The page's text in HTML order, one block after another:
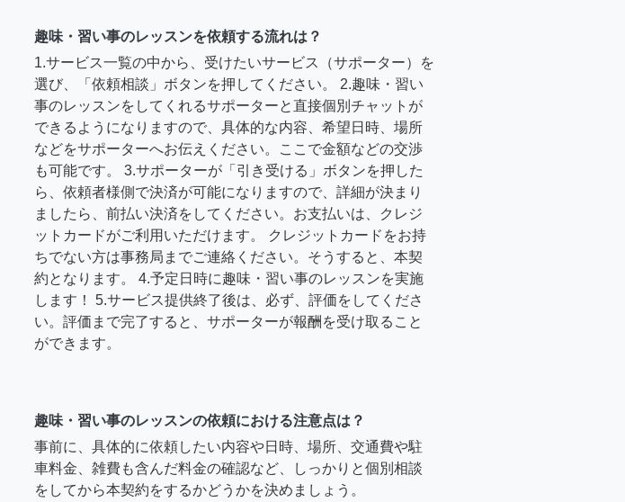
趣味・習い事のレッスンを依頼する流れは？
1.サービス一覧の中から、受けたいサービス（サポーター）を
選び、「依頼相談」ボタンを押してください。 2.趣味・習い
事のレッスンをしてくれるサポーターと直接個別チャットが
できるようになりますので、具体的な内容、希望日時、場所
などをサポーターへお伝えください。ここで金額などの交渉
も可能です。 3.サポーターが「引き受ける」ボタンを押した
ら、依頼者様側で決済が可能になりますので、詳細が決まり
ましたら、前払い決済をしてください。お支払いは、クレジ
ットカードがご利用いただけます。 クレジットカードをお持
ちでない方は事務局までご連絡ください。そうすると、本契
約となります。 4.予定日時に趣味・習い事のレッスンを実施
します！ 5.サービス提供終了後は、必ず、評価をしてくださ
い。評価まで完了すると、サポーターが報酬を受け取ること
ができます。
趣味・習い事のレッスンの依頼における注意点は？
事前に、具体的に依頼したい内容や日時、場所、交通費や駐
車料金、雑費も含んだ料金の確認など、しっかりと個別相談
をしてから本契約をするかどうかを決めましょう。